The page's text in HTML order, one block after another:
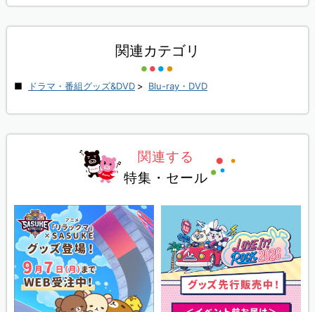
関連カテゴリ
ドラマ・番組グッズ&DVD > Blu-ray・DVD
関連する
特集・セール